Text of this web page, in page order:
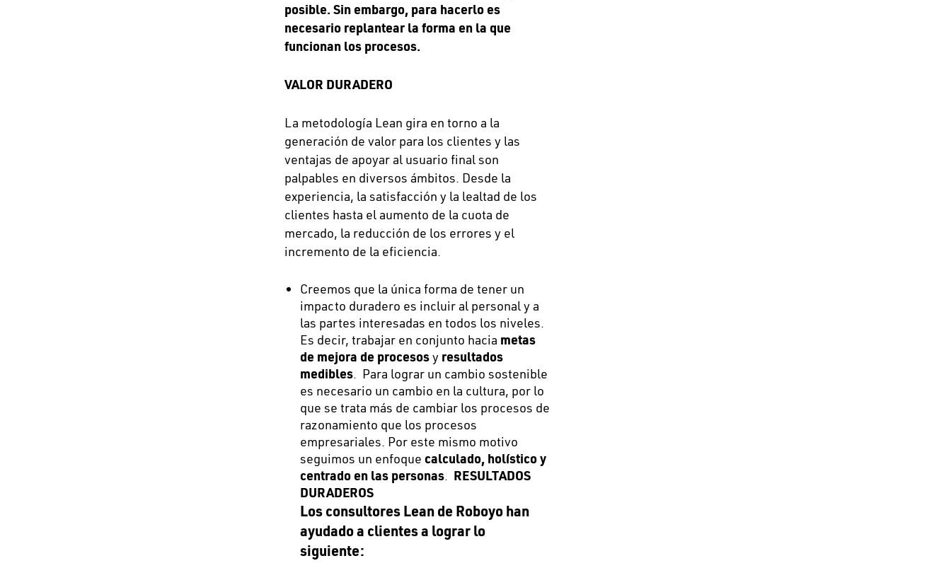
posible. Sin embargo, para hacerlo es
necesario replantear la forma en la que
funcionan los procesos.
VALOR DURADERO
La metodología Lean gira en torno a la
generación de valor para los clientes y las
ventajas de apoyar al usuario final son
palpables en diversos ámbitos. Desde la
experiencia, la satisfacción y la lealtad de los
clientes hasta el aumento de la cuota de
mercado, la reducción de los errores y el
incremento de la eficiencia.
Creemos que la única forma de tener un
impacto duradero es incluir al personal y a
las partes interesadas en todos los niveles.
Es decir, trabajar en conjunto hacia metas
de mejora de procesosy resultados
medibles. Para lograr un cambio sostenible
es necesario un cambio en la cultura, por lo
que se trata más de cambiar los procesos de
razonamiento que los procesos
empresariales. Por este mismo motivo
seguimos un enfoque calculado, holístico y
centrado en las personas. RESULTADOS
DURADEROS
Los consultores Lean de Roboyo han
ayudado a clientes a lograr lo
siguiente: